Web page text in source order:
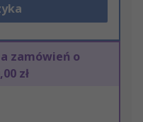
zamówień o
zł